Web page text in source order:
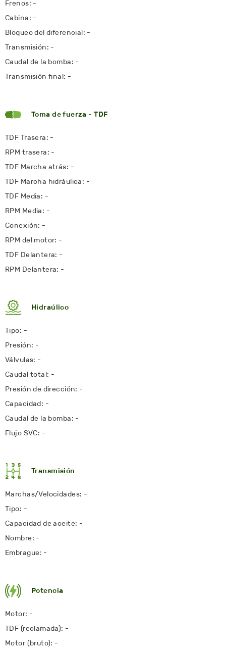
Frenos: -
Cabina: -
Bloqueo del diferencial: -
Transmisión: -
Caudal de la bomba: -
Transmisión final: -
Toma de fuerza - TDF
TDF Trasera: -
RPM trasera: -
TDF Marcha atrás: -
TDF Marcha hidráulica: -
TDF Media: -
RPM Media: -
Conexión: -
RPM del motor: -
TDF Delantera: -
RPM Delantera: -
Hidraúlico
Tipo: -
Presión: -
Válvulas: -
Caudal total: -
Presión de dirección: -
Capacidad: -
Caudal de la bomba: -
Flujo SVC: -
Transmisión
Marchas/Velocidades: -
Tipo: -
Capacidad de aceite: -
Nombre: -
Embrague: -
Potencia
Motor: -
TDF (reclamada): -
Motor (bruto): -